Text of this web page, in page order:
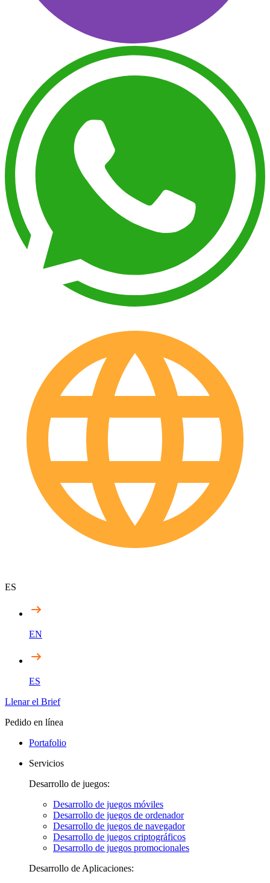
ES
EN
ES
Llenar el Brief
Pedido en línea
Portafolio
Servicios
Desarrollo de juegos:
Desarrollo de juegos móviles
Desarrollo de juegos de ordenador
Desarrollo de juegos de navegador
Desarrollo de juegos criptográficos
Desarrollo de juegos promocionales
Desarrollo de Aplicaciones: